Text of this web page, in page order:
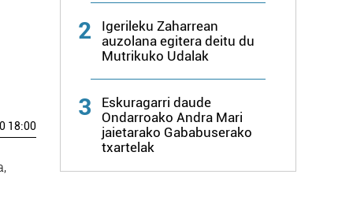
18:00
2
Igerileku Zaharrean
auzolana egitera deitu du
Mutrikuko Udalak
3
Eskuragarri daude
Ondarroako Andra Mari
jaietarako Gababuserako
txartelak